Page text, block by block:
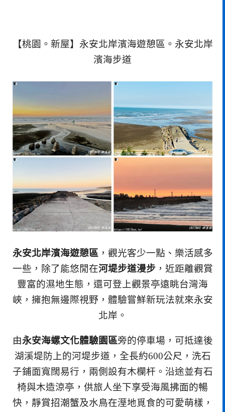
【桃園。新屋】永安北岸濱海遊憩區。永安北岸
濱海步道
永安北岸濱海遊憩區，觀光客少一點、樂活感多
一些，除了能悠閒在河堤步道漫步，近距離觀賞
豐富的濕地生態，還可登上觀景亭遠眺台灣海
峽，擁抱無邊際視野，體驗嘗鮮新玩法就來永安
北岸。
由永安海螺文化體驗園區旁的停車場，可抵達後
湖溪堤防上的河堤步道，全長約600公尺，洗石
子鋪面寬闊易行，兩側設有木欄杆。沿途並有石
椅與木造涼亭，供旅人坐下享受海風拂面的暢
快，靜賞招潮蟹及水鳥在溼地覓食的可愛萌樣，